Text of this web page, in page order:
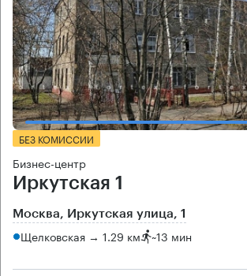
БЕЗ КОМИССИИ
Бизнес-центр
Иркутская 1
Москва, Иркутская улица, 1
Щелковская → 1.29 км ~13 мин